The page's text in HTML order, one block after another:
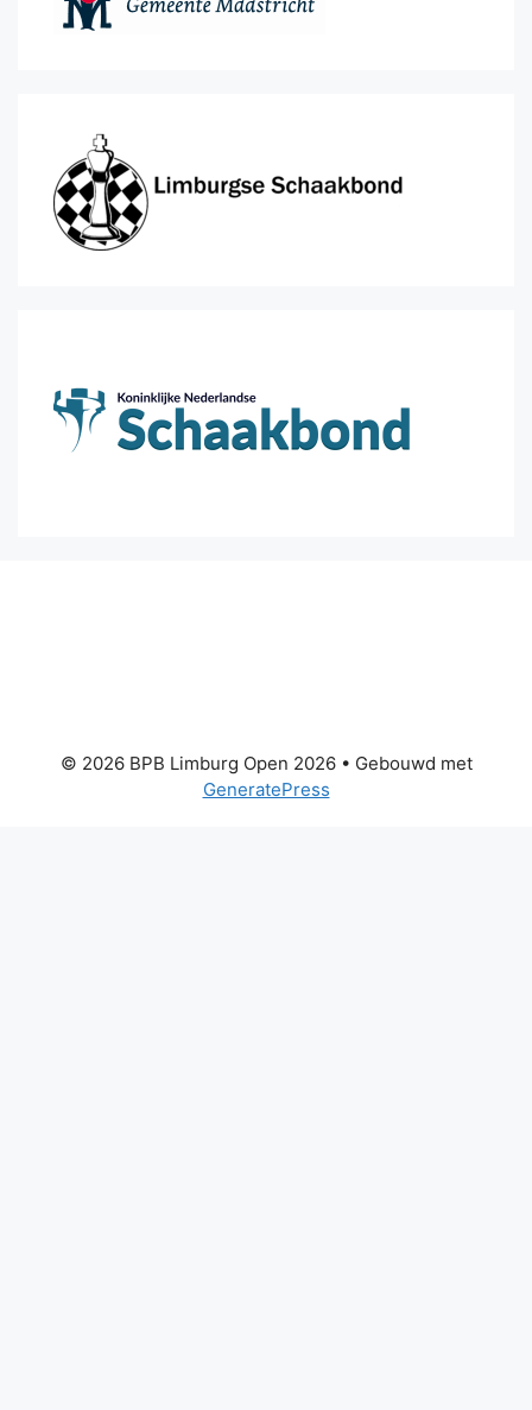
© 2026 BPB Limburg Open 2026• Gebouwd met
GeneratePress